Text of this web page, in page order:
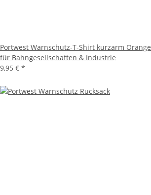
Portwest Warnschutz-T-Shirt kurzarm
für Bahngesellschaften & Industrie
9,95 € *